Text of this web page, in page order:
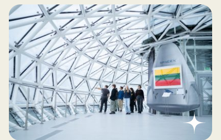
mokslo sritis: pradėjęs kaip fizikinės chemijos
tyrėjas, vėliau tapo vienu svarbiausių Lietuvos
mokslo istorijos ir filosofijos tyrėjų. Per savo
gyvenimą profesorius parašė 17 knygų ir
monografijų, paskelbė apie 300 mokslinių
straipsnių, taip pat daug mokslo populiarinimo ir
eseistikos tekstų. Jis aktyviai dalyvavo
akademiniame gyvenime – dėstė Vytauto
Didžiojo, Kauno technologijos ir Vilniaus
pedagoginiame universitetuose, prisidėjo prie
Vytauto Didžiojo universiteto atkūrimo, ilgus
metus vadovavo Lietuvos mokslo istorikų ir